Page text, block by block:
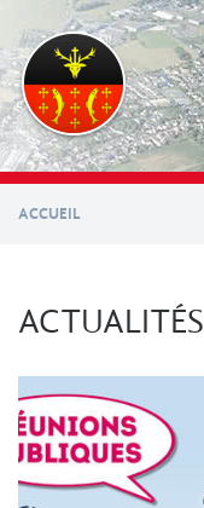
contenu
principal
ACCUEIL
ACTUALITÉS